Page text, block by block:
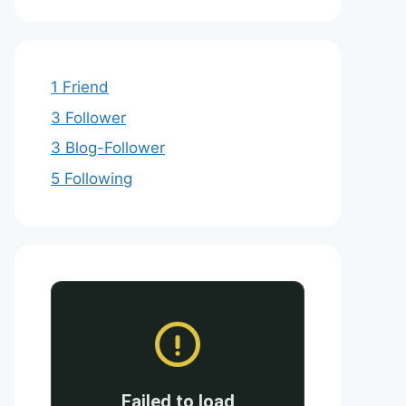
1 Friend
3 Follower
3 Blog-Follower
5 Following